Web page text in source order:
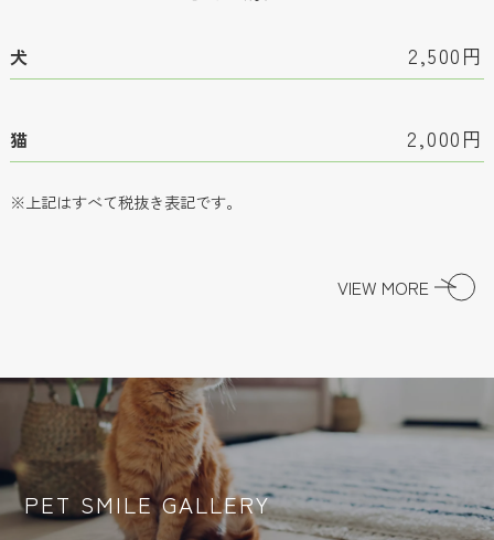
犬 2,500円
猫 2,000円
※上記はすべて税抜き表記です。
VIEW MORE
PET SMILE GALLERY